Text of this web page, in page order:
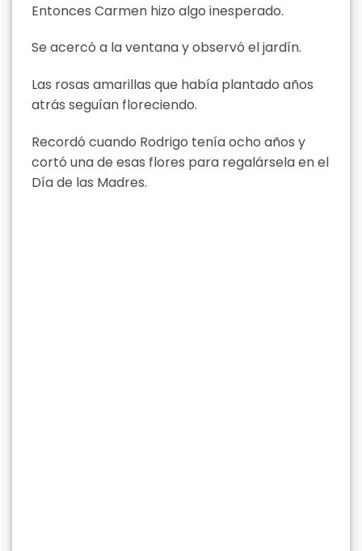
Entonces Carmen hizo algo inesperado.
Se acercó a la ventana y observó el jardín.
Las rosas amarillas que había plantado años
atrás seguían floreciendo.
Recordó cuando Rodrigo tenía ocho años y
cortó una de esas flores para regalársela en el
Día de las Madres.